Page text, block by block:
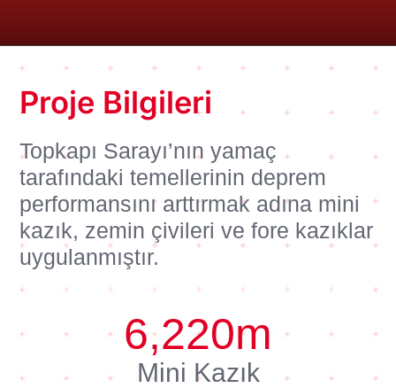
Proje Bilgileri
Topkapı Sarayı’nın yamaç
tarafındaki temellerinin deprem
performansını arttırmak adına mini
kazık, zemin çivileri ve fore kazıklar
uygulanmıştır.
6,220m
Mini Kazık